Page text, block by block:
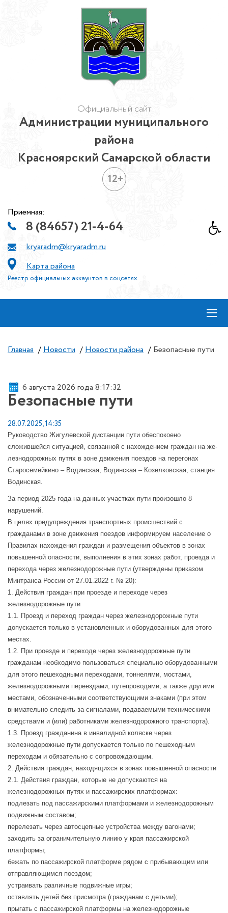
Официальный сайт
Администрации муниципального
района
Красноярский Самарской области
12+
Приемная:
8 (84657) 21-4-64
kryaradm@kryaradm.ru
Карта района
Реестр официальных аккаунтов в соцсетях
≡
Главная / Новости / Новости района / Безопасные пути
6 августа 2026 года 8:17:32
Безопасные пути
28.07.2025, 14:35
Руководство Жигулевской дистанции пути обеспокоено
сложившейся ситуацией, связанной с нахождением граждан на же-
лезнодорожных путях в зоне движения поездов на перегонах
Старосемейкино – Водинская, Водинская – Козелковская, станция
Водинская.
За период 2025 года на данных участках пути произошло 8
нарушений.
В целях предупреждения транспортных происшествий с
гражданами в зоне движения поездов информируем население о
Правилах нахождения граждан и размещения объектов в зонах
повышенной опасности, выполнения в этих зонах работ, проезда и
перехода через железнодорожные пути (утверждены приказом
Минтранса России от 27.01.2022 г. № 20):
1. Действия граждан при проезде и переходе через
железнодорожные пути
1.1. Проезд и переход граждан через железнодорожные пути
допускается только в установленных и оборудованных для этого
местах.
1.2. При проезде и переходе через железнодорожные пути
гражданам необходимо пользоваться специально оборудованными
для этого пешеходными переходами, тоннелями, мостами,
железнодорожными переездами, путепроводами, а также другими
местами, обозначенными соответствующими знаками (при этом
внимательно следить за сигналами, подаваемыми техническими
средствами и (или) работниками железнодорожного транспорта).
1.3. Проезд гражданина в инвалидной коляске через
железнодорожные пути допускается только по пешеходным
переходам и обязательно с сопровождающим.
2. Действия граждан, находящихся в зонах повышенной опасности
2.1. Действия граждан, которые не допускаются на
железнодорожных путях и пассажирских платформах:
подлезать под пассажирскими платформами и железнодорожным
подвижным составом;
перелезать через автосцепные устройства между вагонами;
заходить за ограничительную линию у края пассажирской
платформы;
бежать по пассажирской платформе рядом с прибывающим или
отправляющимся поездом;
устраивать различные подвижные игры;
оставлять детей без присмотра (гражданам с детьми);
прыгать с пассажирской платформы на железнодорожные